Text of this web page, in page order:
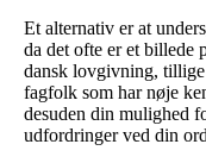
Et alternativ er at
da det ofte er et billede
dansk lovgivning,
fagfolk som har nøje
desuden din mulighed
udfordringer ved din